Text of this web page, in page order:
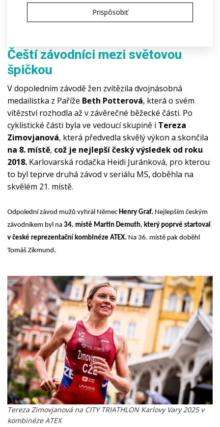
Prispôsobiť
Martin Demuth na CITY TRIATHLON Karlovy Vary 2025 v
Čeští závodníci mezi světovou
špičkou
V dopoledním závodě žen zvítězila dvojnásobná
medailistka z Paříže Beth Potterová, která o svém
vítězství rozhodla až v závěrečné běžecké části. Po
cyklistické části byla ve vedoucí skupině i Tereza
Zimovjanová
na 8. místě, což je nejlepší český výsledek od roku
2018. Karlovarská rodačka Heidi Juránková, pro kterou
to byl teprve druhá závod v seriálu MS, doběhla na
skvělém 21. místě.
Odpolední závod mužů vyhrál Němec Henry Graf. Nejlepším českým
závodníkem byl na 34. místě Martin Demuth, který poprvé startoval
v české reprezentační kombinéze ATEX. Na 36. místě pak doběhl
Tomáš Zikmund.
Tereza Zimovjanová na CITY TRIATHLON Karlovy Vary 2025 v
kombinéze ATEX